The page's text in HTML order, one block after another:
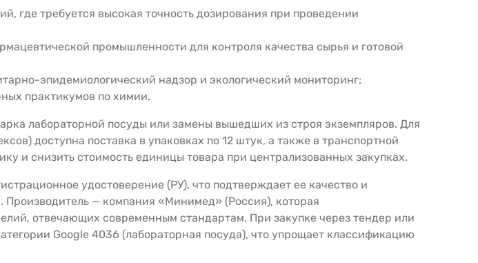
где требуется высокая точность дозирования при проведении
промышленности для контроля качества сырья и готовой
эпидемиологический надзор и экологический мониторинг;
практикумов по химии.
лабораторной посуды или замены вышедших из строя экземпляров. Для
доступна поставка в упаковках по 12 штук, а также в транспортной
и снизить стоимость единицы товара при централизованных закупках.
удостоверение (РУ), что подтверждает ее качество и
Производитель — компания «Минимед» (Россия), которая
отвечающих современным стандартам. При закупке через тендер или
Google 4036 (лабораторная посуда), что упрощает классификацию